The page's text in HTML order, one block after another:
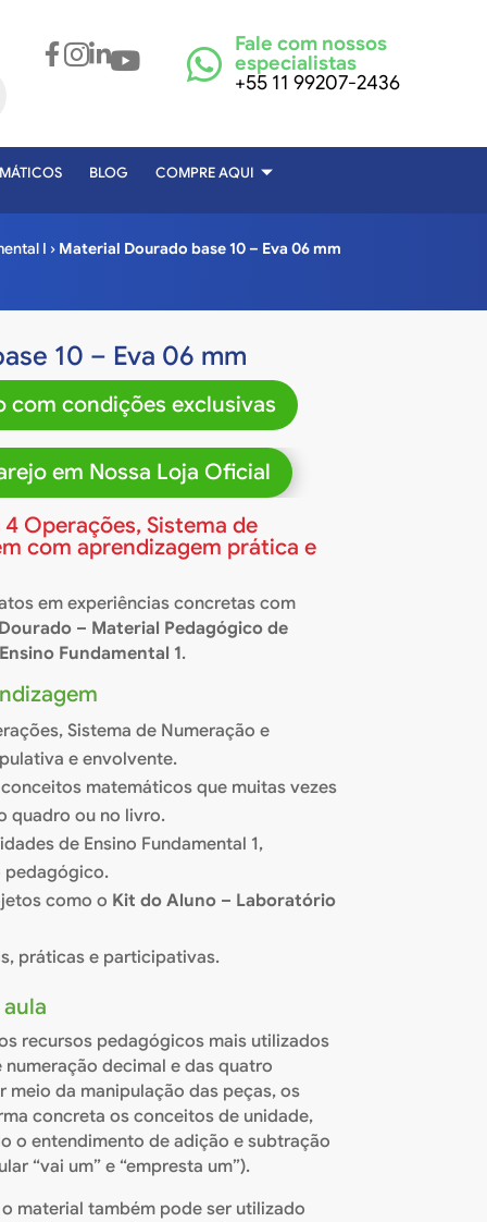
Fale com nossos
especialistas
+55 11 99207-2436
BLOG COMPRE AQUI
I › Material Dourado base 10 – Eva 06 mm
10 – Eva 06 mm
com condições exclusivas
em Nossa Loja Oficial
Operações, Sistema de
com aprendizagem prática e
em experiências concretas com
– Material Pedagógico de
Ensino Fundamental 1.
Sistema de Numeração e
e envolvente.
matemáticos que muitas vezes
quadro ou no livro.
de Ensino Fundamental 1,
pedagógico.
como o Kit do Aluno – Laboratório
práticas e participativas.
recursos pedagógicos mais utilizados
decimal e das quatro
meio da manipulação das peças, os
concreta os conceitos de unidade,
o entendimento de adição e subtração
“vai um” e “empresta um”).
material também pode ser utilizado